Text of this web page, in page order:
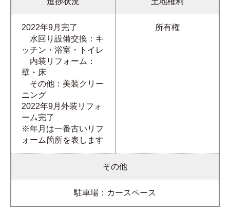
2022年9月完了
水回り設備交換：キ
ッチン・浴室・トイレ
内装リフォーム：
壁・床
その他：美装クリー
ニング
2022年9月外装リフォ
ーム完了
※年月は一番古いリフ
ォーム箇所を表します
所有権
その他
駐車場：カースペース